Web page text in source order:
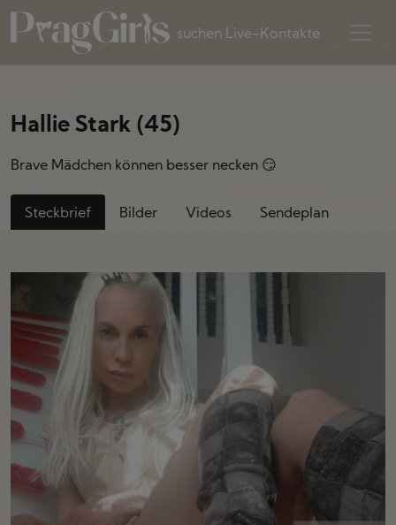
suchen Live-Kontakte
Hallie Stark (45)
Brave Mädchen können besser necken 😏
Steckbrief Bilder Videos Sendeplan